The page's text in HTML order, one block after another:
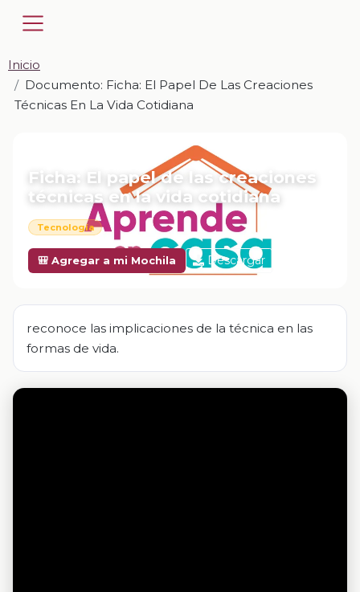
Inicio
Documento: Ficha: El Papel De Las Creaciones
Técnicas En La Vida Cotidiana
Ficha: El papel de las creaciones
técnicas en la vida cotidiana
Tecnología
🎒 Agregar a mi Mochila Descargar
reconoce las implicaciones de la técnica en las
formas de vida.